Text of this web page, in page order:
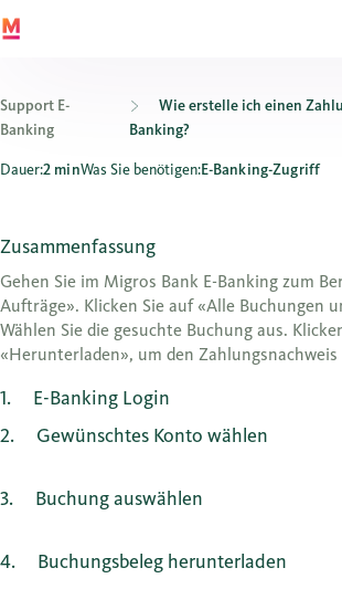
Support E-
Banking
Wie erstelle ich einen
Banking?
Wie erstelle ich einen Zahlungsnachweis im E-
Dauer:2 minWas Sie benötigen:E-Banking-Zugriff
Zusammenfassung
Gehen Sie im Migros Bank E-Banking zum
Aufträge». Klicken Sie auf «Alle Buchungen
Wählen Sie die gesuchte Buchung aus.
«Herunterladen», um den
1
E-Banking Login
2
Gewünschtes Konto wählen
3 Buchung auswählen
4 Buchungsbeleg herunterladen